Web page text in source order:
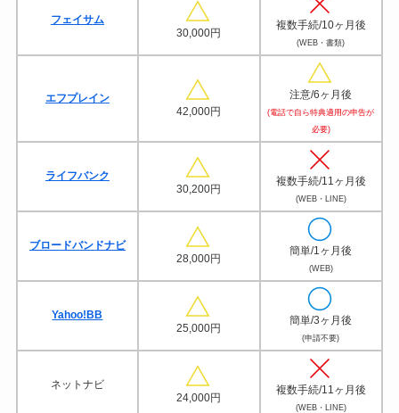
フェイサム
30,000円
複数手続/10ヶ月後
(WEB・書類)
エフプレイン
42,000円
注意/6ヶ月後
(電話で自ら特典適用の申告が
必要)
ライフバンク
30,200円
複数手続/11ヶ月後
(WEB・LINE)
ブロードバンドナビ
28,000円
簡単/1ヶ月後
(WEB)
Yahoo!BB
25,000円
簡単/3ヶ月後
(申請不要)
ネットナビ
24,000円
複数手続/11ヶ月後
(WEB・LINE)